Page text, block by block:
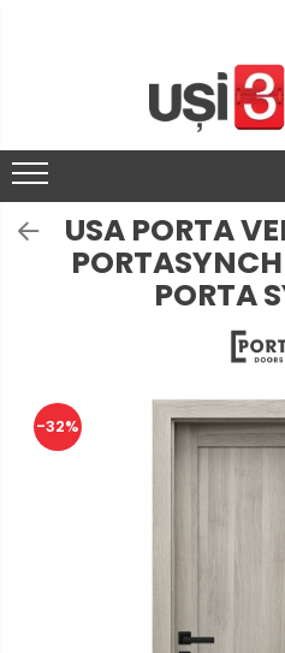
USA PORTA
PORTA
-32%